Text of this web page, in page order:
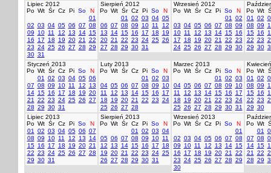
Lipiec 2012
Po Wt Śr Cz Pi So
N
01
02 03 04 05 06 07 08
09
10 11 12 13 14 15
16
17 18 19 20 21
22
23 24 25 26 27 28 29
30 31
Sierpień 2012
Po Wt Śr Cz Pi So
N
01
02 03 04 05
06 07 08 09 10 11
12
13
14 15 16 17 18
19
20 21 22 23 24 25 26
27 28 29 30 31
Wrzesień 2012
Po Wt Śr Cz Pi So
N
01
02
03 04 05 06 07 08 09
10 11 12 13 14 15 16
17
18 19 20 21 22 23
24 25 26 27 28 29 30
Po Wt
01
02
08 09
15 16
22 23
29 30
Styczeń 2013
Po Wt Śr Cz Pi So
N
01
02 03 04 05 06
07 08 09 10 11 12
13
14 15 16 17 18 19 20
21
22 23 24 25 26 27
28 29 30 31
Luty 2013
Po Wt Śr Cz Pi So
N
01
02 03
04 05 06 07 08 09
10
11
12 13 14 15 16
17
18
19 20 21 22 23 24
25 26 27 28
Marzec 2013
Po Wt Śr Cz Pi So
N
01
02 03
04 05 06 07 08 09
10
11
12 13 14 15 16
17
18
19 20 21 22 23 24
25 26 27 28 29 30 31
Po Wt
01
02
08 09
15 16
22 23
29 30
Lipiec 2013
Po Wt Śr Cz Pi So
N
01
02 03 04 05 06 07
08 09 10 11 12 13
14
15 16 17 18 19 20 21
22 23 24 25 26 27 28
29 30 31
Sierpień 2013
Po Wt Śr Cz Pi So
N
01
02 03 04
05 06 07 08 09 10 11
12
13 14 15 16 17
18
19 20 21 22 23 24 25
26 27 28 29 30 31
Wrzesień 2013
Po Wt Śr Cz Pi So
N
01
02 03 04 05 06 07 08
09
10 11 12 13 14 15
16
17 18 19 20 21
22
23 24 25 26 27 28 29
30
Po Wt
01
07 08
14 15
21
22
28 29